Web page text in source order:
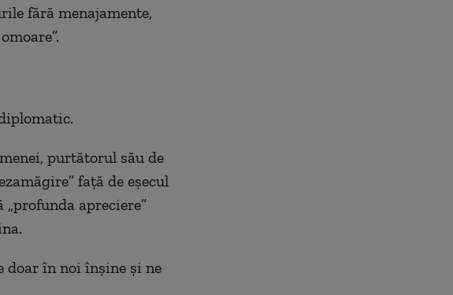
fără menajamente,
purtătorul său de
față de eșecul
apreciere”
doar în noi înșine și ne